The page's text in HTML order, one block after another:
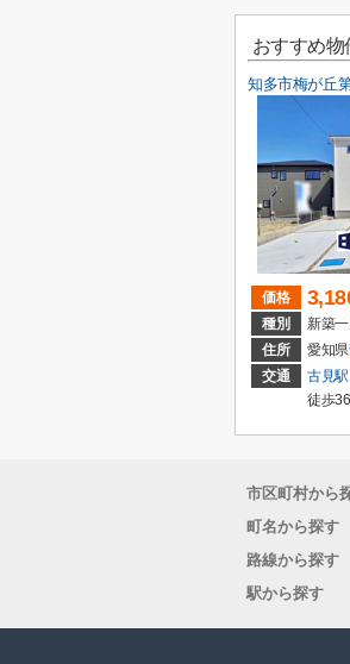
おすすめ物
知多市梅が丘
価格
種別
新築
住所
愛知県
交通
古見駅
徒歩
市区町村から
町名から探す
路線から探す
駅から探す